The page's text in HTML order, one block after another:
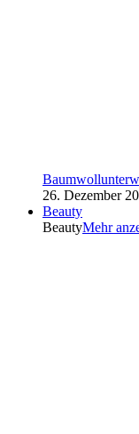
26. Dezember
Beauty
BeautyMehr